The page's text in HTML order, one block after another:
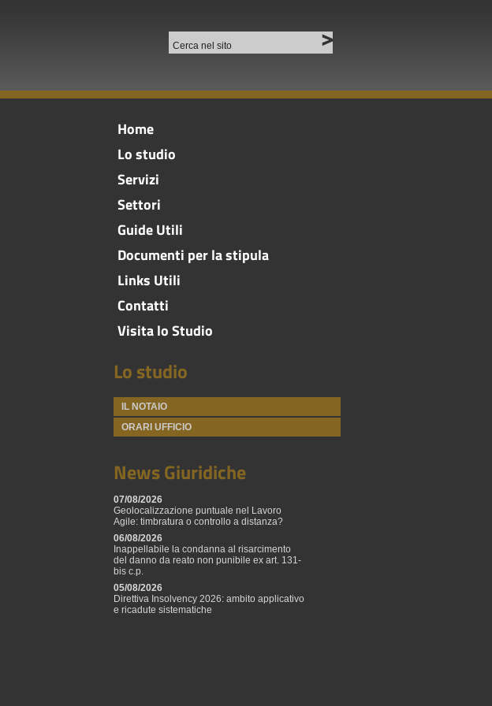
Home
Lo studio
Servizi
Settori
Guide Utili
Documenti per la stipula
Links Utili
Contatti
Visita lo Studio
Lo studio
IL NOTAIO
ORARI UFFICIO
News Giuridiche
07/08/2026
Geolocalizzazione puntuale nel Lavoro
Agile: timbratura o controllo a distanza?
06/08/2026
Inappellabile la condanna al risarcimento
del danno da reato non punibile ex art. 131-
bis c.p.
05/08/2026
Direttiva Insolvency 2026: ambito applicativo
e ricadute sistematiche